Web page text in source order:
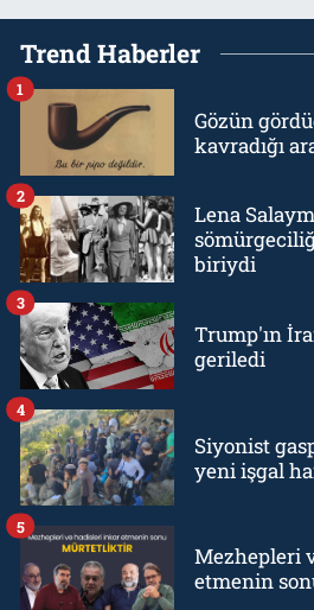
Trend Haberler
Gözün
kavradığı
1
Lena
biriydi
2
Trump'ın
geriledi
3
Siyonist
yeni işgal
4
Mezhepleri
etmenin
5